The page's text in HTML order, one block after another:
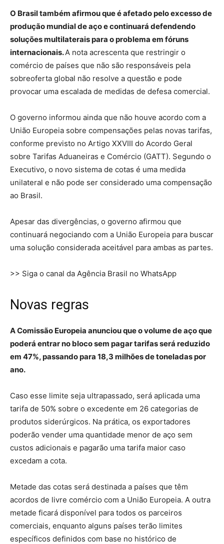
O Brasil também afirmou que é afetado pelo excesso de
produção mundial de aço e continuará defendendo
soluções multilaterais para o problema em fóruns
internacionais.A nota acrescenta que restringir o
comércio de países que não são responsáveis pela
sobreoferta global não resolve a questão e pode
provocar uma escalada de medidas de defesa comercial.
O governo informou ainda que não houve acordo com a
União Europeia sobre compensações pelas novas tarifas,
conforme previsto no Artigo XXVIII do Acordo Geral
sobre Tarifas Aduaneiras e Comércio (GATT). Segundo o
Executivo, o novo sistema de cotas é uma medida
unilateral e não pode ser considerado uma compensação
ao Brasil.
Apesar das divergências, o governo afirmou que
continuará negociando com a União Europeia para buscar
uma solução considerada aceitável para ambas as partes.
>> Siga o canal da Agência Brasil no WhatsApp
Novas regras
A Comissão Europeia anunciou que o volume de aço que
poderá entrar no bloco sem pagar tarifas será reduzido
em 47%, passando para 18,3 milhões de toneladas por
ano.
Caso esse limite seja ultrapassado, será aplicada uma
tarifa de 50% sobre o excedente em 26 categorias de
produtos siderúrgicos. Na prática, os exportadores
poderão vender uma quantidade menor de aço sem
custos adicionais e pagarão uma tarifa maior caso
excedam a cota.
Metade das cotas será destinada a países que têm
acordos de livre comércio com a União Europeia. A outra
metade ficará disponível para todos os parceiros
comerciais, enquanto alguns países terão limites
específicos definidos com base no histórico de